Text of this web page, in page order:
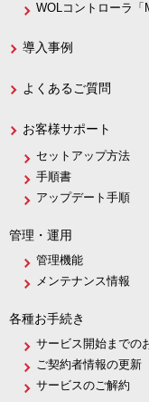
WOLコントローラ「
導入事例
よくあるご質問
お客様サポート
セットアップ方法
手順書
アップデート手順
管理・運用
管理機能
メンテナンス情報
各種お手続き
サービス開始までの
ご契約者情報の更新
サービスのご解約